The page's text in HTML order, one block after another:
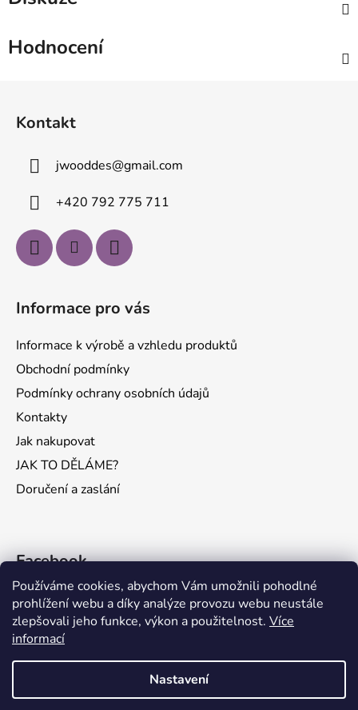
Používáme cookies, abychom Vám umožnili pohodlné
prohlížení webu a díky analýze provozu webu neustále
zlepšovali jeho funkce, výkon a použitelnost. Více
informací
Nastavení
VÁŽENÍ ZÁKAZNÍCI, VZHLEDEM K VELKÉMU VYTÍŽENÍ A LETNÍM
DOVOLENÝM MŮŽE BÝT V TERMÍNU OD 15.7. DO 15.8.
Hodnocení
Kontakt
jwooddes@gmail.com
+420 792 775 711
Informace pro vás
Informace k výrobě a vzhledu produktů
Obchodní podmínky
Podmínky ochrany osobních údajů
Kontakty
Jak nakupovat
JAK TO DĚLÁME?
Doručení a zaslání
Facebook
KONTAKTY